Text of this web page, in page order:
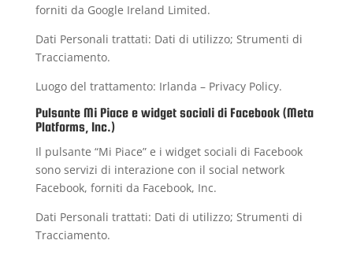
forniti da Google Ireland Limited.
Dati Personali trattati: Dati di utilizzo; Strumenti di
Tracciamento.
Luogo del trattamento: Irlanda – Privacy Policy.
Pulsante Mi Piace e widget sociali di Facebook (Meta
Platforms, Inc.)
Il pulsante “Mi Piace” e i widget sociali di Facebook
sono servizi di interazione con il social network
Facebook, forniti da Facebook, Inc.
Dati Personali trattati: Dati di utilizzo; Strumenti di
Tracciamento.